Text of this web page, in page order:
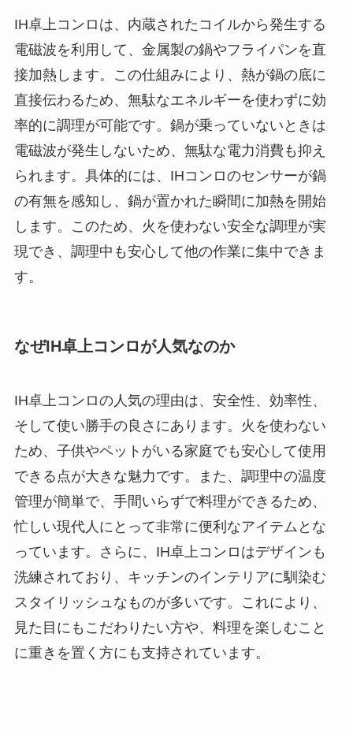
IH卓上コンロは、内蔵されたコイルから発生する
電磁波を利用して、金属製の鍋やフライパンを直
接加熱します。この仕組みにより、熱が鍋の底に
直接伝わるため、無駄なエネルギーを使わずに効
率的に調理が可能です。鍋が乗っていないときは
電磁波が発生しないため、無駄な電力消費も抑え
られます。具体的には、IHコンロのセンサーが鍋
の有無を感知し、鍋が置かれた瞬間に加熱を開始
します。このため、火を使わない安全な調理が実
現でき、調理中も安心して他の作業に集中できま
す。
なぜIH卓上コンロが人気なのか
IH卓上コンロの人気の理由は、安全性、効率性、
そして使い勝手の良さにあります。火を使わない
ため、子供やペットがいる家庭でも安心して使用
できる点が大きな魅力です。また、調理中の温度
管理が簡単で、手間いらずで料理ができるため、
忙しい現代人にとって非常に便利なアイテムとな
っています。さらに、IH卓上コンロはデザインも
洗練されており、キッチンのインテリアに馴染む
スタイリッシュなものが多いです。これにより、
見た目にもこだわりたい方や、料理を楽しむこと
に重きを置く方にも支持されています。